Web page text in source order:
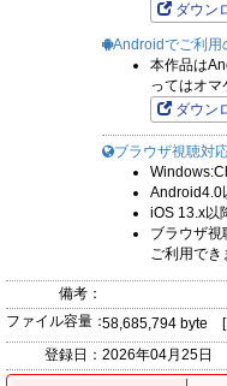
ダウン
Androidでご利用
本作品は
ってはオマ
ダウン
ブラウザ視聴対
Android4.0
iOS 13.x以
ブラウザ視
ご利用でき
備考：
ファイル容量：58,685,794 byte [
登録日： 2026年04月25日